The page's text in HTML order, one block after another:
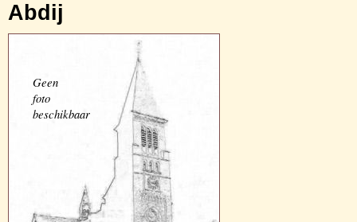
Abdij
Geen
foto
beschikbaar